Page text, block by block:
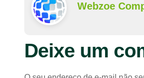
Webzoe
Deixe um